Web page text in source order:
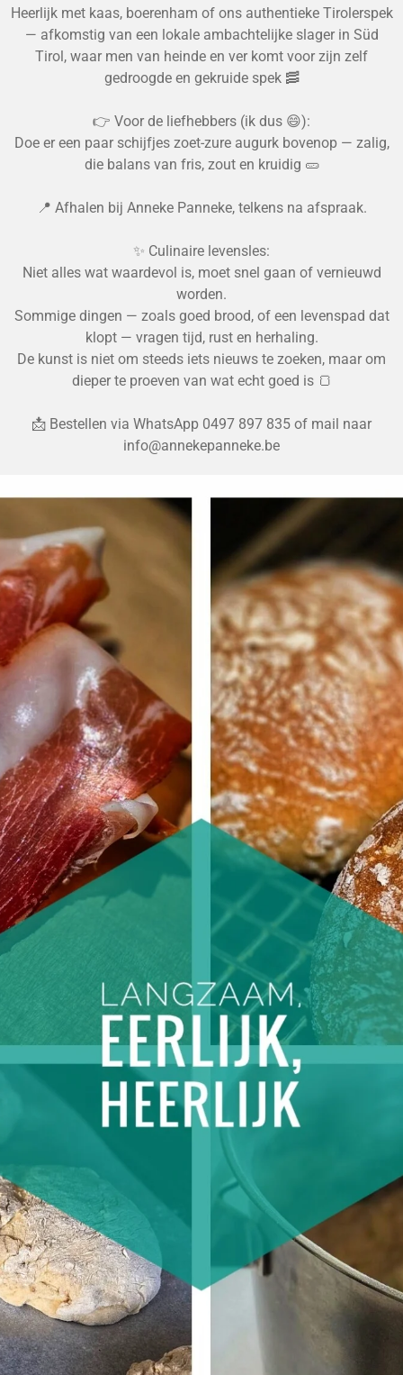
Heerlijk met kaas, boerenham of ons authentieke Tirolerspek
— afkomstig van een lokale ambachtelijke slager in Süd
Tirol, waar men van heinde en ver komt voor zijn zelf
gedroogde en gekruide spek 🥓
👉 Voor de liefhebbers (ik dus 😄):
Doe er een paar schijfjes zoet-zure augurk bovenop — zalig,
die balans van fris, zout en kruidig 🥒
📍 Afhalen bij Anneke Panneke, telkens na afspraak.
✨ Culinaire levensles:
Niet alles wat waardevol is, moet snel gaan of vernieuwd
worden.
Sommige dingen — zoals goed brood, of een levenspad dat
klopt — vragen tijd, rust en herhaling.
De kunst is niet om steeds iets nieuws te zoeken, maar om
dieper te proeven van wat echt goed is 🍞
📩 Bestellen via WhatsApp 0497 897 835 of mail naar
info@annekepanneke.be